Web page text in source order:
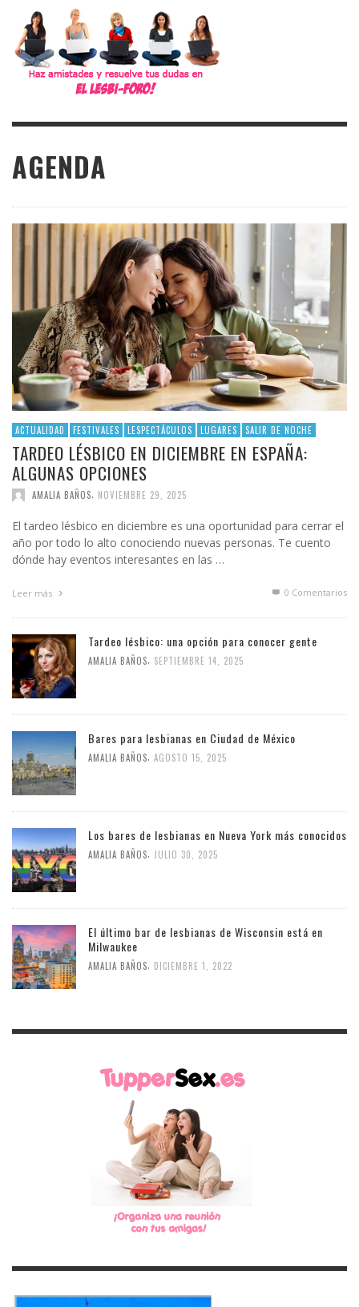
AGENDA
ACTUALIDAD FESTIVALES LESPECTÁCULOS LUGARES SALIR DE NOCHE
TARDEO LÉSBICO EN DICIEMBRE EN ESPAÑA:
ALGUNAS OPCIONES
AMALIA BAÑOS, NOVIEMBRE 29, 2025
El tardeo lésbico en diciembre es una oportunidad para cerrar el
año por todo lo alto conociendo nuevas personas. Te cuento
dónde hay eventos interesantes en las …
Leer más 0 Comentarios
Tardeo lésbico: una opción para conocer gente
AMALIA BAÑOS, SEPTIEMBRE 14, 2025
Bares para lesbianas en Ciudad de México
AMALIA BAÑOS, AGOSTO 15, 2025
Los bares de lesbianas en Nueva York más conocidos
AMALIA BAÑOS, JULIO 30, 2025
El último bar de lesbianas de Wisconsin está en
Milwaukee
AMALIA BAÑOS, DICIEMBRE 1, 2022